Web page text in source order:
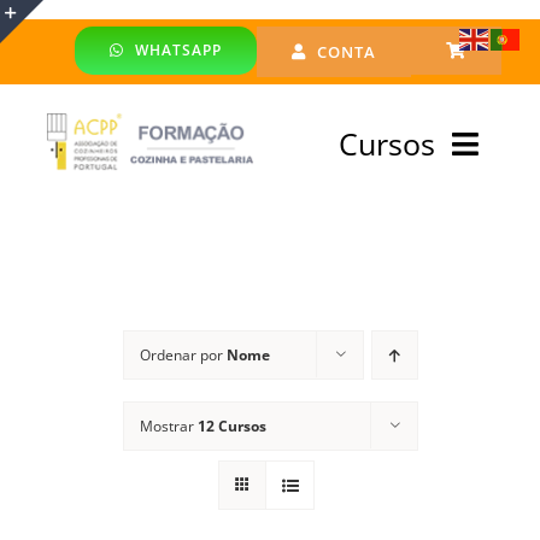
Skip
WHATSAPP CONTA
Cursos
Financiado
Ordenar por Nome
Mostrar 12 Cursos